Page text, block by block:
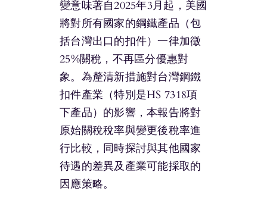
變意味著自2025年3月起，美國
將對所有國家的鋼鐵產品（包
括台灣出口的扣件）一律加徵
25%關稅，不再區分優惠對
象。為釐清新措施對台灣鋼鐵
扣件產業（特別是HS 7318項
下產品）的影響，本報告將對
原始關稅稅率與變更後稅率進
行比較，同時探討與其他國家
待遇的差異及產業可能採取的
因應策略。